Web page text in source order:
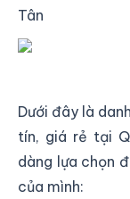
Tân
Top 7 đơn vị
Dưới đây là
tín, giá rẻ tại
dàng lựa chọn
của mình: